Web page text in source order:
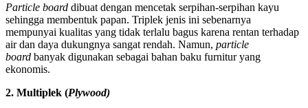
Particle board dibuat dengan mencetak serpihan-serpihan kayu
sehingga membentuk papan. Triplek jenis ini sebenarnya
mempunyai kualitas yang tidak terlalu bagus karena rentan terhadap
air dan daya dukungnya sangat rendah. Namun, particle
board banyak digunakan sebagai bahan baku furnitur yang
ekonomis.
2. Multiplek (Plywood)